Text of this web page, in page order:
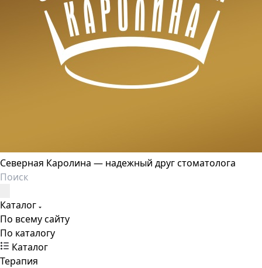
Северная Каролина — надежный друг стоматолога
Каталог
По всему сайту
По каталогу
Каталог
Терапия